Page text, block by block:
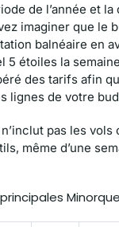
de l’année et
imaginer que le
balnéaire en
5 étoiles la
des tarifs afin
lignes de votre
pas les
même d’une
Minorque